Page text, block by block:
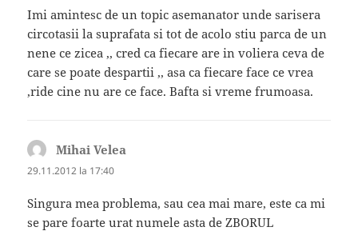
Imi amintesc de un topic asemanator unde sarisera
circotasii la suprafata si tot de acolo stiu parca de un
nene ce zicea ,, cred ca fiecare are in voliera ceva de
care se poate despartii ,, asa ca fiecare face ce vrea
,ride cine nu are ce face. Bafta si vreme frumoasa.
Mihai Velea
29.11.2012 la 17:40
Singura mea problema, sau cea mai mare, este ca mi
se pare foarte urat numele asta de ZBORUL